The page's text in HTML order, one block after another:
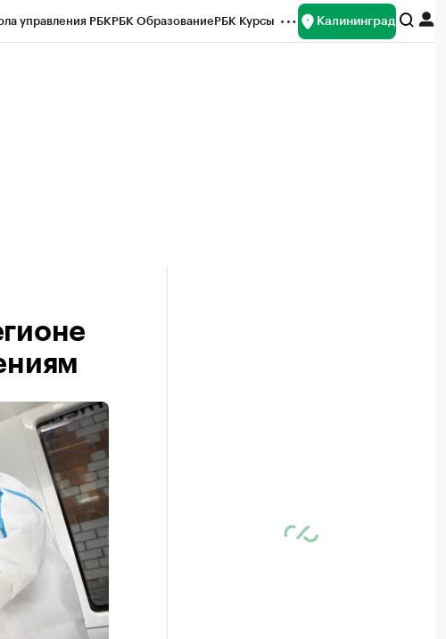
управления РБКРБК ОбразованиеРБК Курсы Калининград